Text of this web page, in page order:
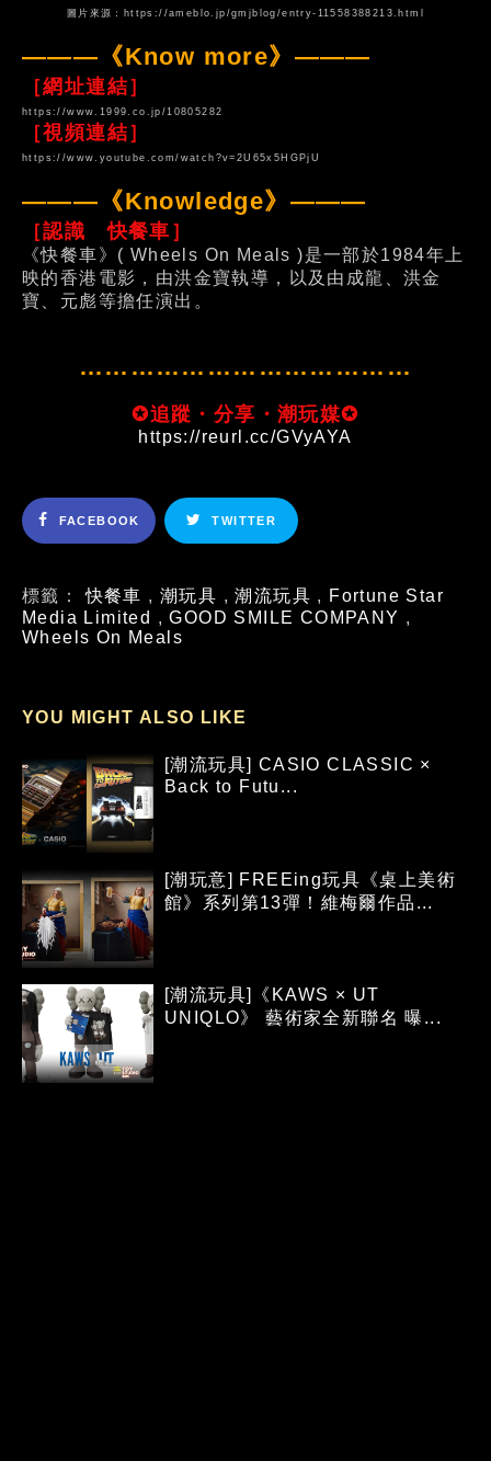
圖片來源： https://ameblo.jp/gmjblog/entry-11558388213.html
———《Know more》———
［網址連結］
https://www.1999.co.jp/10805282
［視頻連結］
https://www.youtube.com/watch?v=2U65x5HGPjU
———《Knowledge》———
［認識 快餐車］
《快餐車》( Wheels On Meals )是一部於1984年上
映的香港電影，由洪金寶執導，以及由成龍、洪金
寶、元彪等擔任演出。
…………………………………
✪追蹤・分享・潮玩媒✪
https://reurl.cc/GVyAYA
FACEBOOK TWITTER
標籤：快餐車 ,潮玩具 ,潮流玩具 , Fortune Star
Media Limited ,GOOD SMILE COMPANY ,
Wheels On Meals
YOU MIGHT ALSO LIKE
[潮流玩具] CASIO CLASSIC ×
Back to Futu...
[潮玩意] FREEing玩具《桌上美術
館》系列第13彈！維梅爾作品...
[潮流玩具]《KAWS × UT
UNIQLO》 藝術家全新聯名 曝...